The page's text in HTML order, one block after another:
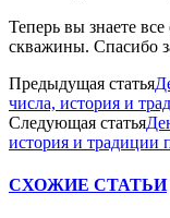
Теперь вы знаете
скважины. Спасибо
Предыдущая статья
числа, история и
Следующая статья
история и традиции
СХОЖИЕ СТАТЬИ